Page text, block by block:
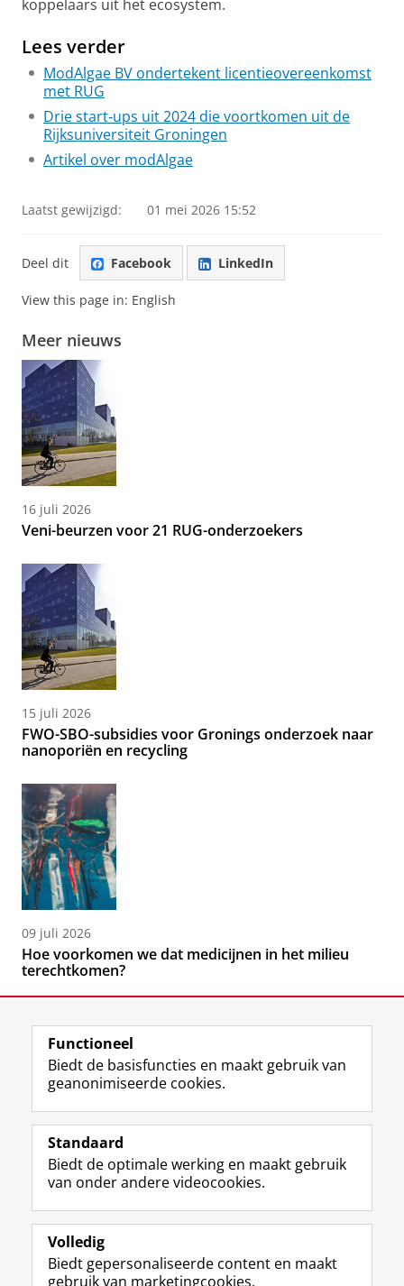
koppelaars uit het ecosystem.
Lees verder
ModAlgae BV ondertekent licentieovereenkomst
met RUG
Drie start‑ups uit 2024 die voortkomen uit de
Rijksuniversiteit Groningen
Artikel over modAlgae
Laatst gewijzigd: 01 mei 2026 15:52
Deel dit Facebook LinkedIn
View this page in: English
Meer nieuws
16 juli 2026
Veni-beurzen voor 21 RUG-onderzoekers
15 juli 2026
FWO-SBO-subsidies voor Gronings onderzoek naar
nanoporiën en recycling
09 juli 2026
Hoe voorkomen we dat medicijnen in het milieu
terechtkomen?
Volg de RUG
F
a
e
b
o
p
a
L
i
k
e
I
-
p
R
S
-
f
e
R
I
n
t
r
m
Y
o
T
e
k
Studiekiezers
Alumni
Over ons
Functioneel
Biedt de basisfuncties en maakt gebruik van
geanonimiseerde cookies.
Standaard
Biedt de optimale werking en maakt gebruik
van onder andere videocookies.
Volledig
Biedt gepersonaliseerde content en maakt
gebruik van marketingcookies.